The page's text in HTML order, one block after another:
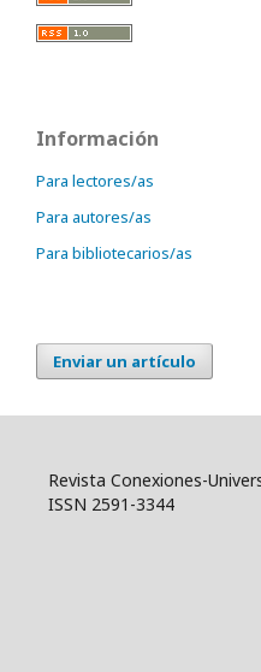
Información
Para lectores/as
Para autores/as
Para bibliotecarios/as
Enviar un artículo
Revista Conexiones-
ISSN 2591-3344